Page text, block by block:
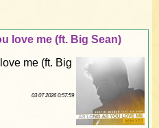
love me (ft. Big Sean)
me (ft. Big
03 07 2026 0:57:59